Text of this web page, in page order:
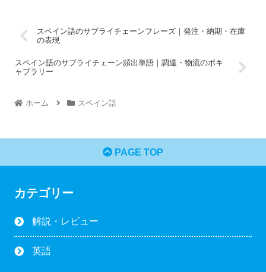
スペイン語のサプライチェーンフレーズ｜発注・納期・在庫
の表現
スペイン語のサプライチェーン頻出単語｜調達・物流のボキ
ャブラリー
ホーム スペイン語
PAGE TOP
カテゴリー
解説・レビュー
英語